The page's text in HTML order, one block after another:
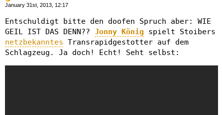
January 31st, 2013, 12:17
Entschuldigt bitte den doofen Spruch aber: WIE
GEIL IST DAS DENN?? Jonny König spielt Stoibers
netzbekanntes Transrapidgestotter auf dem
Schlagzeug. Ja doch! Echt! Seht selbst: